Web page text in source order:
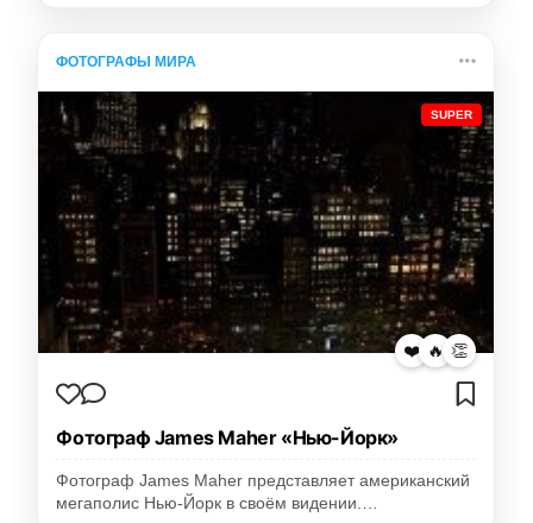
ФОТОГРАФЫ МИРА
SUPER
❤️ 🔥 👏
Фотограф James Maher «Нью-Йорк»
Фотограф James Maher представляет американский
мегаполис Нью-Йорк в своём видении.…